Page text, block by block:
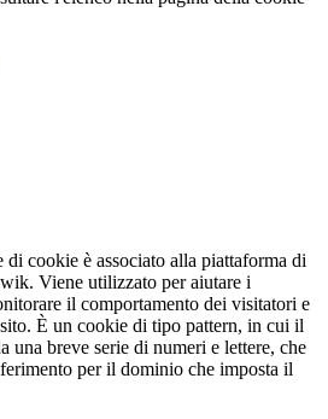
di cookie è associato alla piattaforma di
Viene utilizzato per aiutare i
il comportamento dei visitatori e
È un cookie di tipo pattern, in cui il
una breve serie di numeri e lettere, che
per il dominio che imposta il